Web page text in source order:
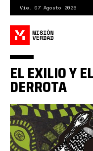
contenido
principal
Vie. 07 Agosto 2026
cayapo
mediocres
exiliados.jpg
EL EXILIO Y
DERROTA